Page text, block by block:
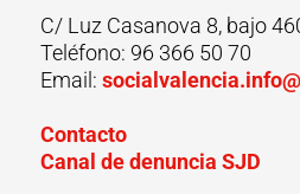
C/ Luz Casanova 8, bajo
Teléfono: 96 366 50 70
Email:
Contacto
Canal de denuncia SJD